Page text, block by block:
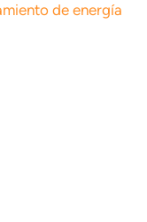
de energía